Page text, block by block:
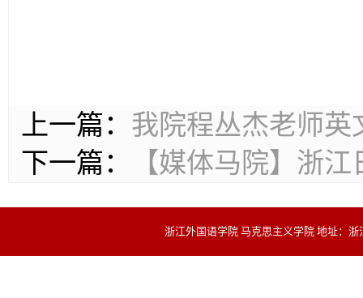
上一篇： 我院程丛杰老师英
下一篇：
【媒体马院】浙
浙江外国语学院 马克思主义学院 地址：